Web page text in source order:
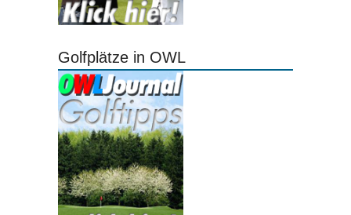
Golfplätze in OWL